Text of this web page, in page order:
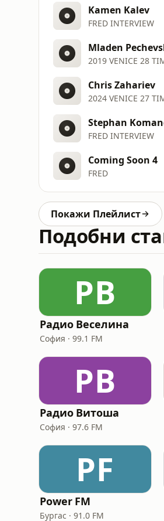
Kamen Kalev
FRED INTERVIEW
Mladen
2019 VENICE 28
Chris Zahariev
2024 VENICE 27
Stephan
FRED INTERVIEW
Coming Soon 4
FRED
Покажи Плейлист
Подобни
РВ
Радио Веселина
София · 99.1 FM
РВ
Радио Витоша
София · 97.6 FM
PF
Power FM
Бургас · 91.0 FM